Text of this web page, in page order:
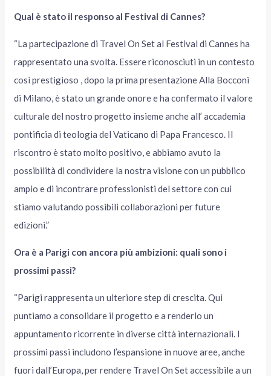
Qual è stato il responso al Festival di Cannes?
“La partecipazione di Travel On Set al Festival di Cannes ha
rappresentato una svolta. Essere riconosciuti in un contesto
così prestigioso , dopo la prima presentazione Alla Bocconi
di Milano, è stato un grande onore e ha confermato il valore
culturale del nostro progetto insieme anche all’ accademia
pontificia di teologia del Vaticano di Papa Francesco. Il
riscontro è stato molto positivo, e abbiamo avuto la
possibilità di condividere la nostra visione con un pubblico
ampio e di incontrare professionisti del settore con cui
stiamo valutando possibili collaborazioni per future
edizioni.”
Ora è a Parigi con ancora più ambizioni: quali sono i
prossimi passi?
“Parigi rappresenta un ulteriore step di crescita. Qui
puntiamo a consolidare il progetto e a renderlo un
appuntamento ricorrente in diverse città internazionali. I
prossimi passi includono l’espansione in nuove aree, anche
fuori dall’Europa, per rendere Travel On Set accessibile a un